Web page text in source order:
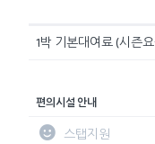
1박 기본대여료 (시즌
편의시설 안내
스탭지원